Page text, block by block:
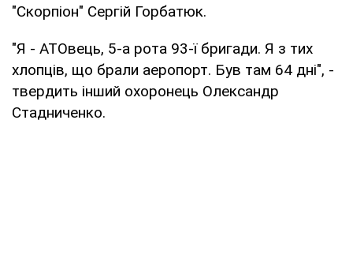
"Скорпіон" Сергій Горбатюк.
"Я - АТОвець, 5-а рота 93-ї бригади. Я з тих
хлопців, що брали аеропорт. Був там 64 дні", -
твердить інший охоронець Олександр
Стадниченко.